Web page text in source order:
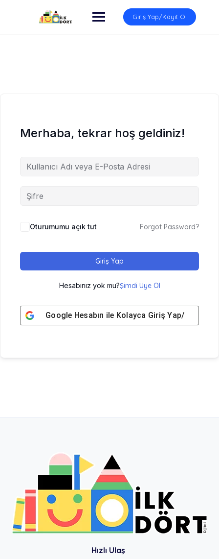
Giriş Yap/Kayıt Ol
Merhaba, tekrar hoş geldiniz!
Oturumumu açık tut Forgot Password?
Giriş Yap
Hesabınız yok mu?Şimdi Üye Ol
Google Hesabın ile Kolayca Giriş Yap/ Üye Ol
Hızlı Ulaş